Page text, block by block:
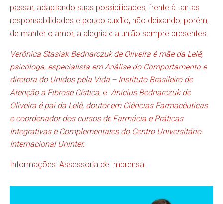
passar, adaptando suas possibilidades, frente à tantas
responsabilidades e pouco auxílio, não deixando, porém,
de manter o amor, a alegria e a união sempre presentes.
Verônica Stasiak Bednarczuk de Oliveira é mãe da Lelê,
psicóloga, especialista em Análise do Comportamento e
diretora do Unidos pela Vida – Instituto Brasileiro de
Atenção a Fibrose Cística; e Vinícius Bednarczuk de
Oliveira é pai da Lelê, doutor em Ciências Farmacêuticas
e coordenador dos cursos de Farmácia e Práticas
Integrativas e Complementares do Centro Universitário
Internacional Uninter.
Informações: Assessoria de Imprensa.